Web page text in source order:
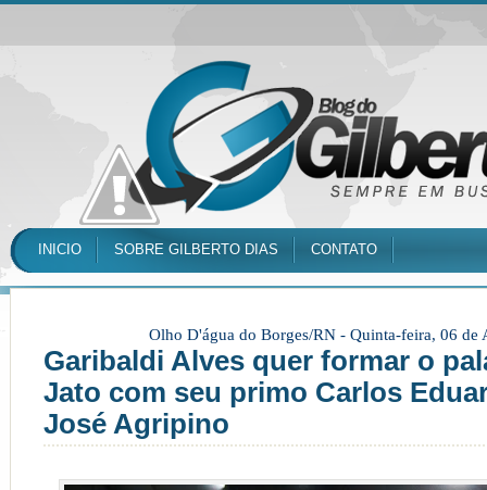
INICIO SOBRE GILBERTO DIAS CONTATO
Olho D'água do Borges/RN - Quinta-feira, 06 de
Garibaldi Alves quer formar o
Jato com seu primo Carlos
José Agripino